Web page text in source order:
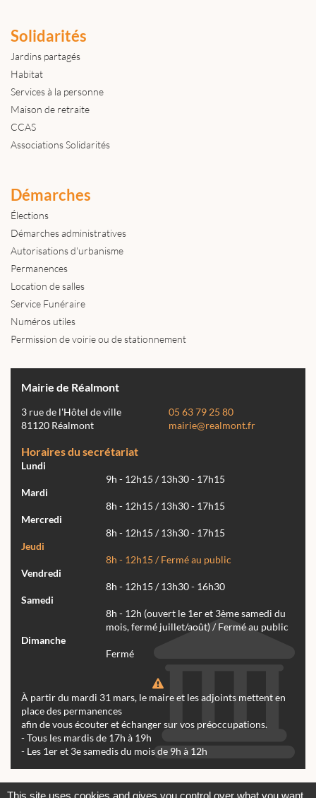
Solidarités
Jardins partagés
Habitat
Services à la personne
Maison de retraite
CCAS
Associations Solidarités
Démarches
Élections
Démarches administratives
Autorisations d'urbanisme
Permanences
Location de salles
Service Funéraire
Numéros utiles
Permission de voirie ou de stationnement
Mairie de Réalmont
3 rue de l'Hôtel de ville
81120 Réalmont
05 63 79 25 80
mairie@realmont.fr
Horaires du secrétariat
Lundi
9h - 12h15 / 13h30 - 17h15
Mardi
8h - 12h15 / 13h30 - 17h15
Mercredi
8h - 12h15 / 13h30 - 17h15
Jeudi
8h - 12h15 / Fermé au public
Vendredi
8h - 12h15 / 13h30 - 16h30
Samedi
8h - 12h (ouvert le 1er et 3ème samedi du
mois, fermé juillet/août) / Fermé au public
Dimanche
Fermé
À partir du mardi 31 mars, le maire et les adjoints mettent en
place des permanences
afin de vous écouter et échanger sur vos préoccupations.
- Tous les mardis de 17h à 19h
- Les 1er et 3e samedis du mois de 9h à 12h
This site uses cookies and gives you control over what you want